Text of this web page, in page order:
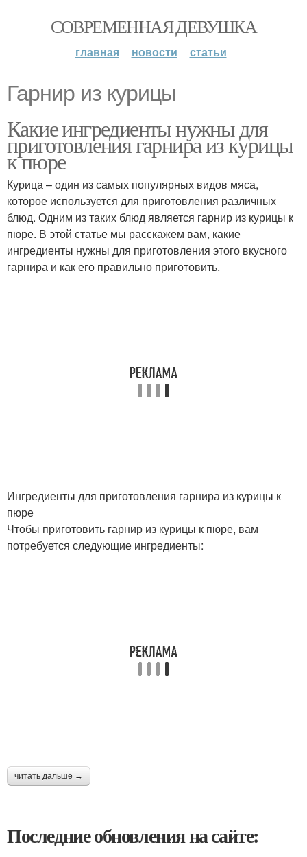
СОВРЕМЕННАЯ ДЕВУШКА
главная новости статьи
Гарнир из курицы
Какие ингредиенты нужны для
приготовления гарнира из курицы
к пюре
Курица – один из самых популярных видов мяса,
которое используется для приготовления различных
блюд. Одним из таких блюд является гарнир из курицы к
пюре. В этой статье мы расскажем вам, какие
ингредиенты нужны для приготовления этого вкусного
гарнира и как его правильно приготовить.
Ингредиенты для приготовления гарнира из курицы к
пюре
Чтобы приготовить гарнир из курицы к пюре, вам
потребуется следующие ингредиенты:
читать дальше →
Последние обновления на сайте: